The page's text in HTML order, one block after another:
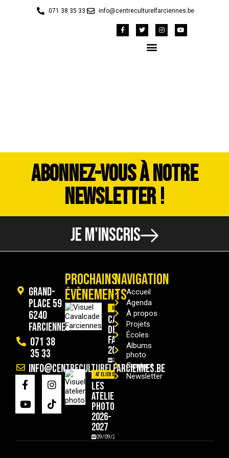
071 38 35 33 info@centreculturelfarciennes.be
ABONNEZ-VOUS À NOTRE
NEWSLETTER !
JE M'INSCRIS
Grand-
Place 59
6240
Farciennes
071 38
35 33
info@centreculturelfarciennes.be
PROCHAINS
ÉVÈNEMENTS
Divers
Cavalcade
de
Farciennes
2026
29/08/2026
Ateliers
Les
ateliers
photo
2026-
2027
09/09/2026
NAVIGATION
Accueil
Agenda
À propos
Projets
Écoles
Albums
photo
Contact
Newsletter